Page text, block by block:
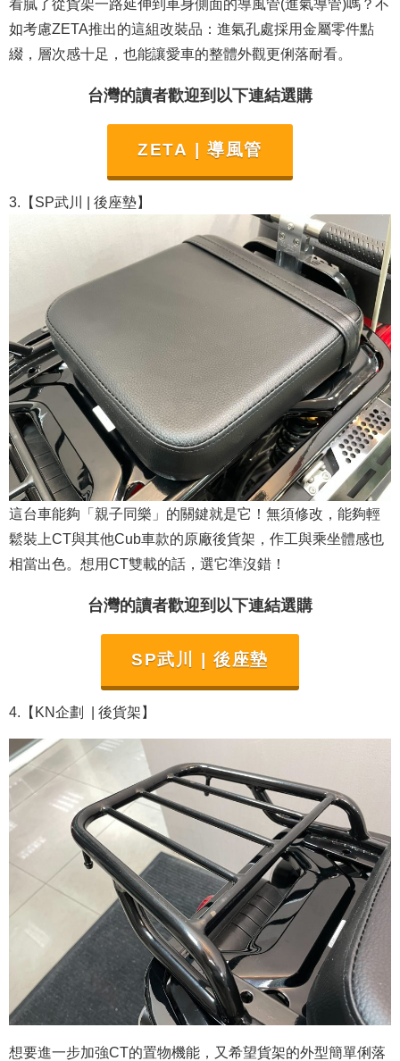
看膩了從貨架一路延伸到車身側面的導風管(進氣導管)嗎？不
如考慮ZETA推出的這組改裝品：進氣孔處採用金屬零件點
綴，層次感十足，也能讓愛車的整體外觀更俐落耐看。
台灣的讀者歡迎到以下連結選購
ZETA | 導風管
3.【SP武川 | 後座墊】
這台車能夠「親子同樂」的關鍵就是它！無須修改，能夠輕
鬆裝上CT與其他Cub車款的原廠後貨架，作工與乘坐體感也
相當出色。想用CT雙載的話，選它準沒錯！
台灣的讀者歡迎到以下連結選購
SP武川 | 後座墊
4.【KN企劃 | 後貨架 】
想要進一步加強CT的置物機能，又希望貨架的外型簡單俐落